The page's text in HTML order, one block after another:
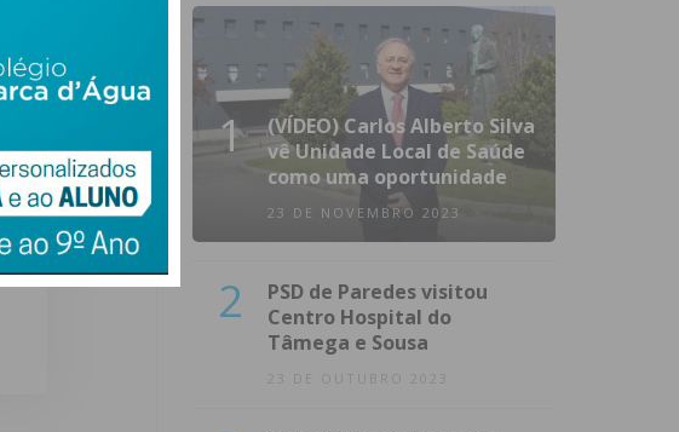
1
(VÍDEO) Carlos Alberto Silva
vê Unidade Local de Saúde
como uma oportunidade
23 DE NOVEMBRO 2023
2
PSD de Paredes visitou
Centro Hospital do
Tâmega e Sousa
23 DE OUTUBRO 2023